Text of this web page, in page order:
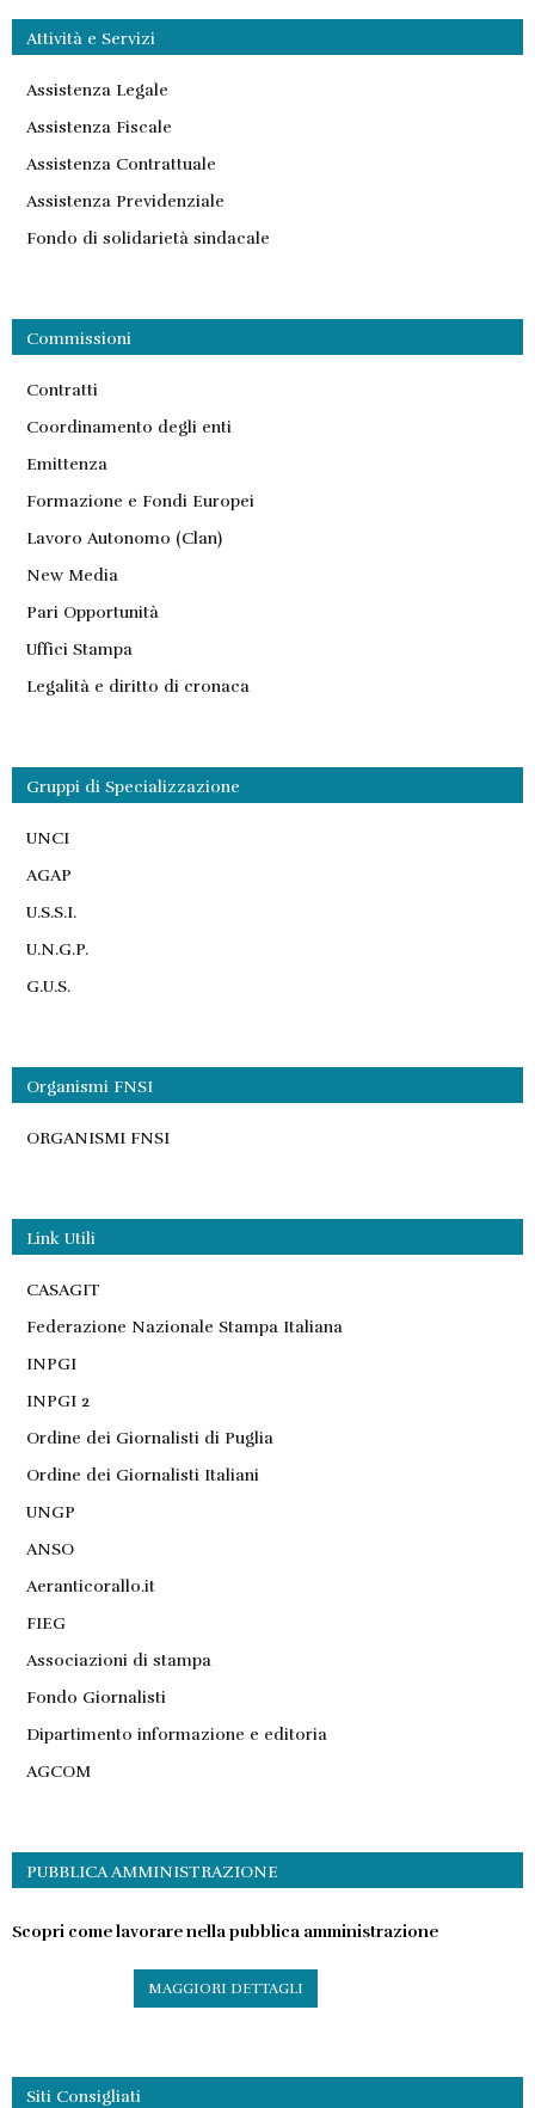
Attività e Servizi
Assistenza Legale
Assistenza Fiscale
Assistenza Contrattuale
Assistenza Previdenziale
Fondo di solidarietà sindacale
Commissioni
Contratti
Coordinamento degli enti
Emittenza
Formazione e Fondi Europei
Lavoro Autonomo (Clan)
New Media
Pari Opportunità
Uffici Stampa
Legalità e diritto di cronaca
Gruppi di Specializzazione
UNCI
AGAP
U.S.S.I.
U.N.G.P.
G.U.S.
Organismi FNSI
ORGANISMI FNSI
Link Utili
CASAGIT
Federazione Nazionale Stampa Italiana
INPGI
INPGI 2
Ordine dei Giornalisti di Puglia
Ordine dei Giornalisti Italiani
UNGP
ANSO
Aeranticorallo.it
FIEG
Associazioni di stampa
Fondo Giornalisti
Dipartimento informazione e editoria
AGCOM
PUBBLICA AMMINISTRAZIONE
Scopri come lavorare nella pubblica amministrazione
MAGGIORI DETTAGLI
Siti Consigliati